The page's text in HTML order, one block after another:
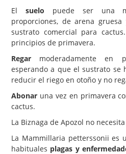
El suelo puede ser una
proporciones, de arena
sustrato comercial para
principios de primavera.
Regar moderadamente en
esperando a que el sustrato se
reducir el riego en otoño y no
Abonar una vez en primavera
cactus.
La Biznaga de Apozol no necesita
La Mammillaria petterssonii es
habituales plagas y